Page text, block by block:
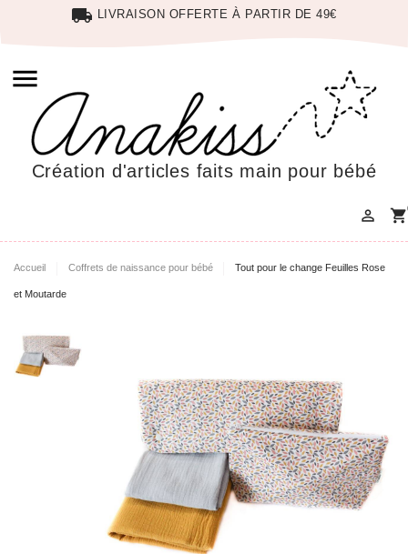
local_shipping LIVRAISON OFFERTE À PARTIR DE 49€

Création d'articles faits main pour bébé
 shopping_cart
Accueil Coffrets de naissance pour bébé Tout pour le change Feuilles Rose
et Moutarde